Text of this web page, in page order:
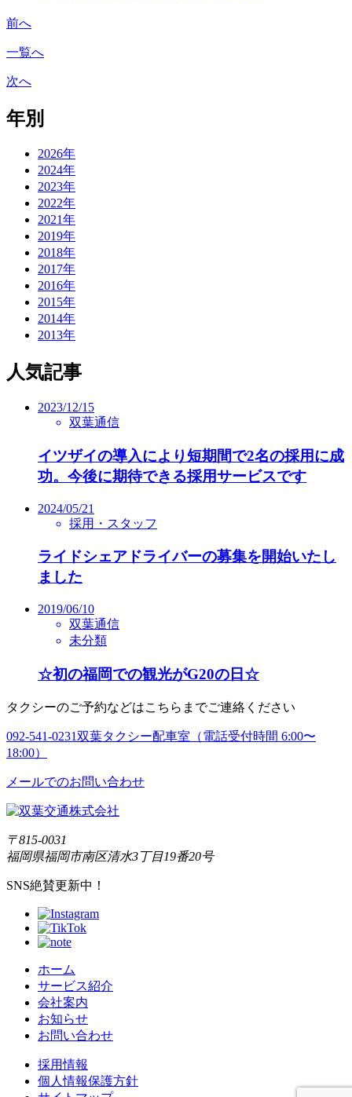
前へ
一覧へ
次へ
年別
2026年
2024年
2023年
2022年
2021年
2019年
2018年
2017年
2016年
2015年
2014年
2013年
人気記事
2023/12/15
双葉通信
イツザイの導入により短期間で2名の採用に成
功。今後に期待できる採用サービスです
2024/05/21
採用・スタッフ
ライドシェアドライバーの募集を開始いたし
ました
2019/06/10
双葉通信
未分類
☆初の福岡での観光がG20の日☆
タクシーのご予約などはこちらまでご連絡ください
092-541-0231双葉タクシー配車室（電話受付時間 6:00〜
18:00）
メールでのお問い合わせ
〒815-0031
福岡県福岡市南区清水3丁目19番20号
SNS絶賛更新中！
ホーム
サービス紹介
会社案内
お知らせ
お問い合わせ
採用情報
個人情報保護方針